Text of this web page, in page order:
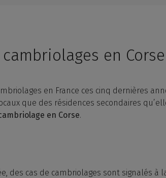
en Corse
en France ces cinq dernières
que des résidences secondaires
en Corse.
des cas de cambriolages sont signalés à